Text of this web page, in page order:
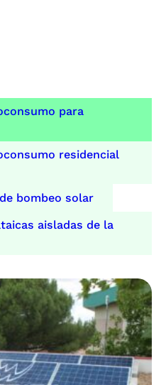
para
residencial
bombeo solar
aisladas de la